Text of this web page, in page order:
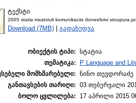
ტექსტი
2005 statia mxatvruli komunikaciis doneebrivi
Download (7MB) | გადახედვა
ობიექტის ტიპი: სტატია
თემატიკა:
P Language and
მომხმარებელი: ნინო თევდორაძე
განთავსების თარიღი: 03 თებერვალი
ბოლო ცვლილება:
17 აპრილი 2015